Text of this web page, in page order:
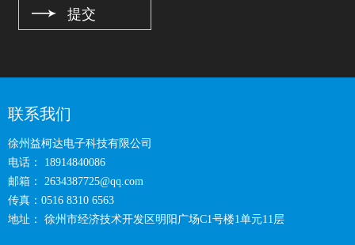
联系我们
徐州益柯达电子科技有限公司
电话： 18914840086
邮箱：
2634387725@qq.com
传真：0516 8310 6563
地址： 徐州市经济技术开发区明阳广场C1号楼1单元11层